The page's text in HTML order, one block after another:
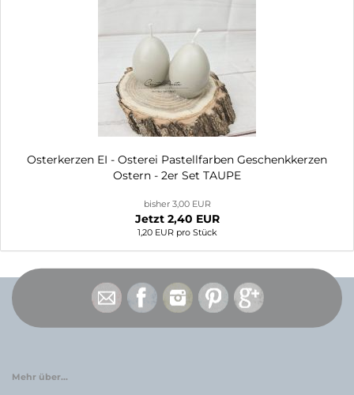
Osterkerzen EI - Osterei Pastellfarben Geschenkkerzen
Ostern - 2er Set TAUPE
bisher 3,00 EUR
Jetzt 2,40 EUR
1,20 EUR pro Stück
Mehr über...